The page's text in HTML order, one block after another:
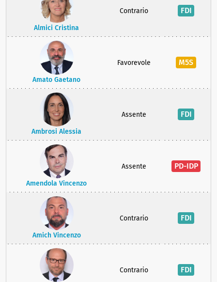
Almici Cristina
Contrario FDI
Amato Gaetano
Favorevole M5S
Ambrosi Alessia
Assente FDI
Amendola Vincenzo
Assente PD-IDP
Amich Vincenzo
Contrario FDI
Contrario FDI